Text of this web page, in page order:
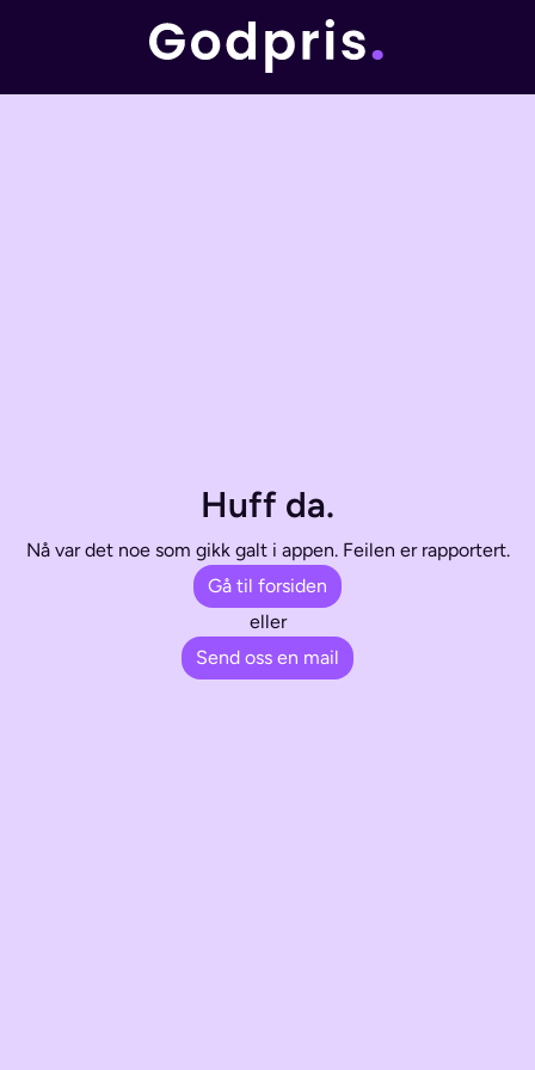
Huff da.
Nå var det noe som gikk galt i appen. Feilen er rapportert.
Gå til forsiden
eller
Send oss en mail